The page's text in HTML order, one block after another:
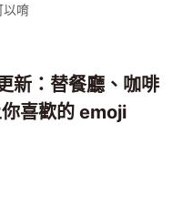
以唷
新：替餐廳、咖啡
喜歡的 emoji